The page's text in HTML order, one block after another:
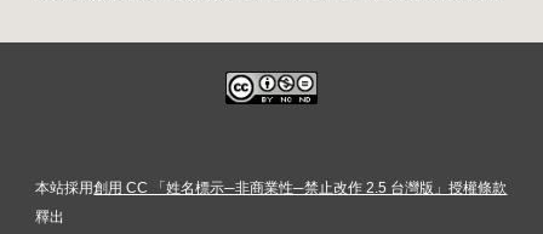
本站採用創用 CC 「姓名標示─非商業性─禁止改作 2.5 台灣版」授權條款
釋出